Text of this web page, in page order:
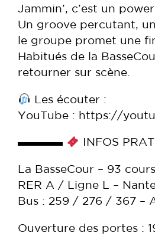
Jammin’, c’est un
Un groove percutant,
le groupe promet une
Habitués de la
retourner sur scène.
Les écouter :
YouTube : https://
▬▬▬▬ INFOS
La BasseCour – 93
RER A / Ligne L –
Bus : 259 / 276 / 367 –
Ouverture des portes :